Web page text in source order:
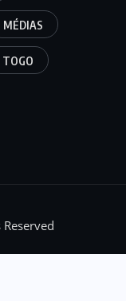
MÉDIAS
TOGO